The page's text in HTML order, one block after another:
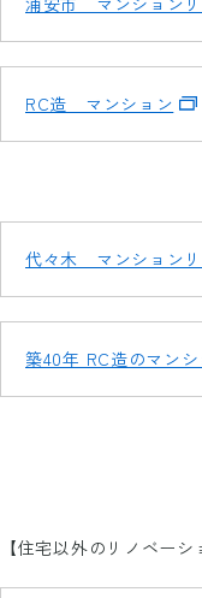
RC造 マンション
代々木 マンション
築40年 RC造のマンシ
【住宅以外のリノベーシ